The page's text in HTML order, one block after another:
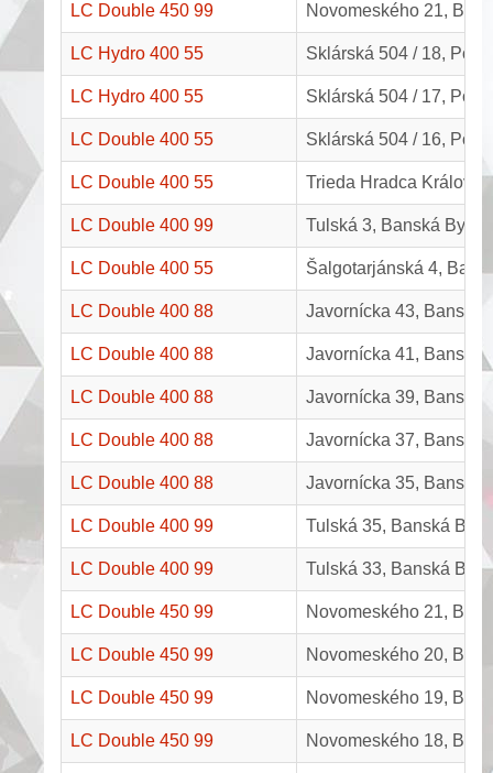
LC Double 450 99 Novomeského 21,
LC Hydro 400 55 Sklárská 504 / 18,
LC Hydro 400 55 Sklárská 504 / 17,
LC Double 400 55 Sklárská 504 / 16,
LC Double 400 55 Trieda Hradca Králové
LC Double 400 99 Tulská 3, Banská
LC Double 400 55 Šalgotarjánská 4,
LC Double 400 88 Javornícka 43, Banská
LC Double 400 88 Javornícka 41, Banská
LC Double 400 88 Javornícka 39, Banská
LC Double 400 88 Javornícka 37, Banská
LC Double 400 88 Javornícka 35, Banská
LC Double 400 99 Tulská 35, Banská
LC Double 400 99 Tulská 33, Banská
LC Double 450 99 Novomeského 21,
LC Double 450 99 Novomeského 20,
LC Double 450 99 Novomeského 19,
LC Double 450 99 Novomeského 18,